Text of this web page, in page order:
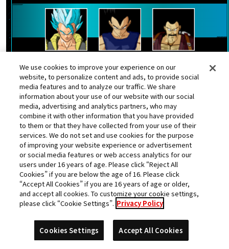
ゴジータ：ＵＭ ベジータ ミスター・サタン
ランク更新日:2022年06月12日
25位 クウラ
★獲得数
スコア 621474pt
都道府県
大阪府
店舗名
モーリーファンタジー大阪ドーム
シティ店
We use cookies to improve your experience on our
website, to personalize content and ads, to provide social
media features and to analyze our traffic. We share
information about your use of our website with our social
media, advertising and analytics partners, who may
combine it with other information that you have provided
to them or that they have collected from your use of their
services. We do not set and use cookies for the purpose
of improving your website experience or advertisement
or social media features or web access analytics for our
users under 16 years of age. Please click “Reject All
Cookies” if you are below the age of 16. Please click
“Accept All Cookies” if you are 16 years of age or older,
and accept all cookies. To customize your cookie settings,
please click “Cookie Settings”. Privacy Policy
Cookies Settings Accept All Cookies